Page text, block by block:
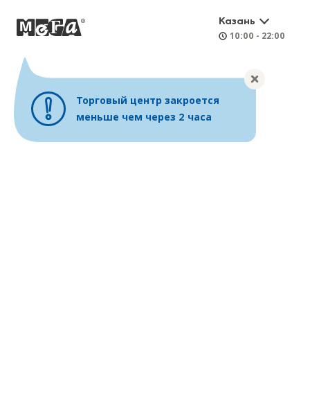
Торговый центр закроется
меньше чем через 2 часа
Казань
10:00 - 22:00